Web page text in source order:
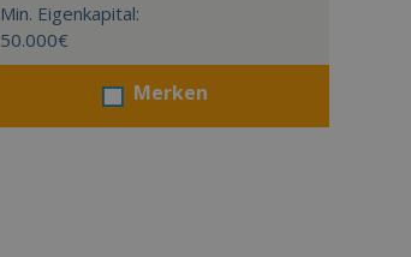
Min. Eigenkapital:
50.000€
Merken